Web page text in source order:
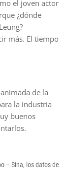
el joven actor
¿dónde
más. El tiempo
de la
la industria
buenos
– Sina, los datos de